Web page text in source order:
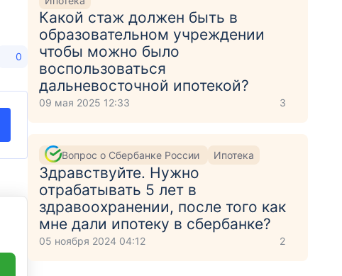
0
Какой стаж должен быть в
образовательном учреждении
чтобы можно было
воспользоваться
дальневосточной ипотекой?
09 мая 2025 12:33 3
Вопрос о Сбербанке России Ипотека
Здравствуйте. Нужно
отрабатывать 5 лет в
здравоохранении, после того как
мне дали ипотеку в сбербанке?
05 ноября 2024 04:12 2